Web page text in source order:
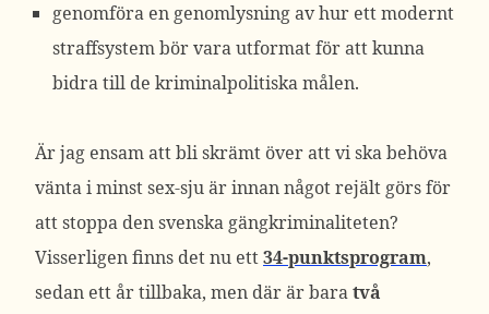
genomföra en genomlysning av hur ett modernt
straffsystem bör vara utformat för att kunna
bidra till de kriminalpolitiska målen.
Är jag ensam att bli skrämt över att vi ska behöva
vänta i minst sex-sju är innan något rejält görs för
att stoppa den svenska gängkriminaliteten?
Visserligen finns det nu ett34-punktsprogram,
sedan ett år tillbaka, men där är baratvå